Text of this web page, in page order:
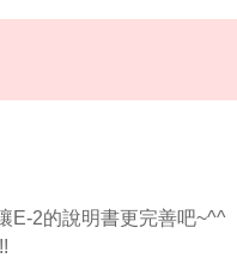
E-2的說明書更完善吧~^^